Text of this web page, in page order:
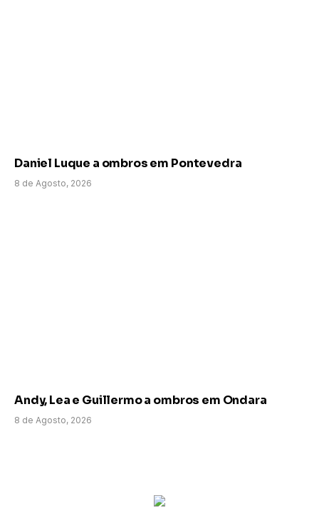
Daniel Luque a ombros em Pontevedra
8 de Agosto, 2026
Andy, Lea e Guillermo a ombros em Ondara
8 de Agosto, 2026